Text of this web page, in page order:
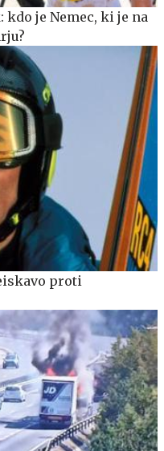
je Nemec, ki je na
proti